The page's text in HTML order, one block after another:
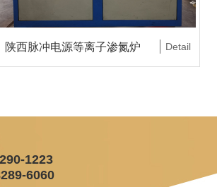
陕西脉冲电源等离子渗氮炉 Detail
1223
6060